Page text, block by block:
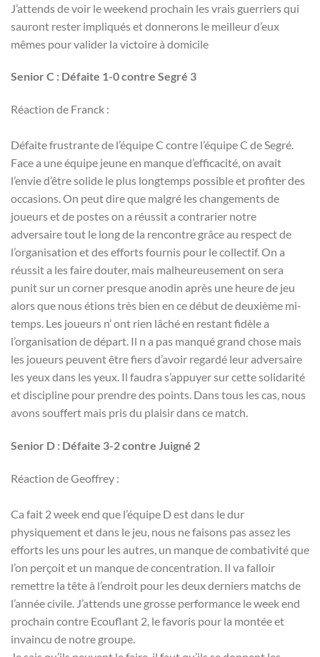
J’attends de voir le weekend prochain les vrais guerriers qui
sauront rester impliqués et donnerons le meilleur d’eux
mêmes pour valider la victoire à domicile
Senior C : Défaite 1-0 contre Segré 3
Réaction de Franck :
Défaite frustrante de l’équipe C contre l’équipe C de Segré.
Face a une équipe jeune en manque d’efficacité, on avait
l’envie d’être solide le plus longtemps possible et profiter des
occasions. On peut dire que malgré les changements de
joueurs et de postes on a réussit a contrarier notre
adversaire tout le long de la rencontre grâce au respect de
l’organisation et des efforts fournis pour le collectif. On a
réussit a les faire douter, mais malheureusement on sera
punit sur un corner presque anodin après une heure de jeu
alors que nous étions très bien en ce début de deuxième mi-
temps. Les joueurs n’ ont rien lâché en restant fidèle a
l’organisation de départ. Il n a pas manqué grand chose mais
les joueurs peuvent être fiers d’avoir regardé leur adversaire
les yeux dans les yeux. Il faudra s’appuyer sur cette solidarité
et discipline pour prendre des points. Dans tous les cas, nous
avons souffert mais pris du plaisir dans ce match.
Senior D : Défaite 3-2 contre Juigné 2
Réaction de Geoffrey :
Ca fait 2 week end que l’équipe D est dans le dur
physiquement et dans le jeu, nous ne faisons pas assez les
efforts les uns pour les autres, un manque de combativité que
l’on perçoit et un manque de concentration. Il va falloir
remettre la tête à l’endroit pour les deux derniers matchs de
l’année civile. J’attends une grosse performance le week end
prochain contre Ecouflant 2, le favoris pour la montée et
invaincu de notre groupe.